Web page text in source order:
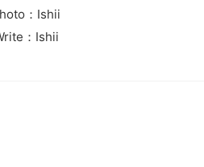
：Ishii
：Ishii